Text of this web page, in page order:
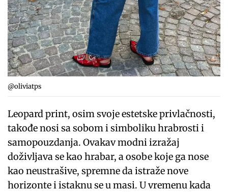
@oliviatps
Leopard print, osim svoje estetske privlačnosti,
takođe nosi sa sobom i simboliku hrabrosti i
samopouzdanja. Ovakav modni izražaj
doživljava se kao hrabar, a osobe koje ga nose
kao neustrašive, spremne da istraže nove
horizonte i istaknu se u masi. U vremenu kada